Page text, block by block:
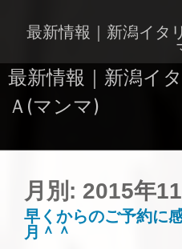
ツ
最新情報｜新潟イタ
最新情報｜新潟イ
Ａ(マンマ)
月別: 2015年11
早くからのご予約に
月＾＾